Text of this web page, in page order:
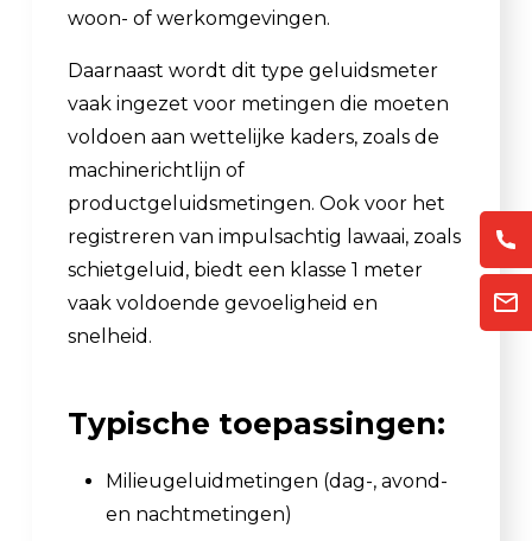
woon- of werkomgevingen.
Daarnaast wordt dit type geluidsmeter
vaak ingezet voor metingen die moeten
voldoen aan wettelijke kaders, zoals de
machinerichtlijn of
productgeluidsmetingen. Ook voor het
registreren van impulsachtig lawaai, zoals
schietgeluid, biedt een klasse 1 meter
vaak voldoende gevoeligheid en
snelheid.
Typische toepassingen:
Milieugeluidmetingen (dag-, avond-
en nachtmetingen)